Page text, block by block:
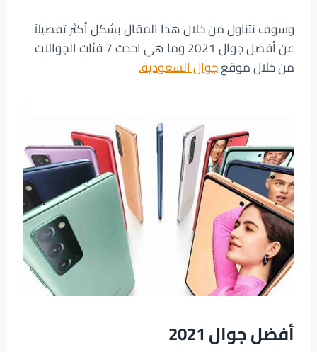
وسوف نتناول من خلال هذا المقال بشكل أكثر تفصيلاً
عن أفضل جوال 2021 وما هي احدث 7 فئات الجوالات
من خلال موقعجوال السعودية.
أفضل جوال 2021